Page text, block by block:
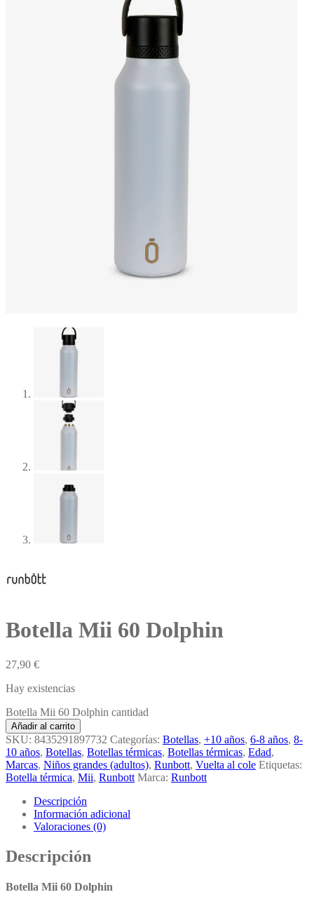
Botella Mii 60 Dolphin
27,90 €
Hay existencias
Botella Mii 60 Dolphin cantidad
Añadir al carrito
SKU: 8435291897732 Categorías: Botellas, +10 años, 6-8 años, 8-
10 años, Botellas, Botellas térmicas, Botellas térmicas, Edad,
Marcas, Niños grandes (adultos), Runbott, Vuelta al cole Etiquetas:
Botella térmica, Mii, Runbott Marca: Runbott
Descripción
Información adicional
Valoraciones (0)
Descripción
Botella Mii 60 Dolphin